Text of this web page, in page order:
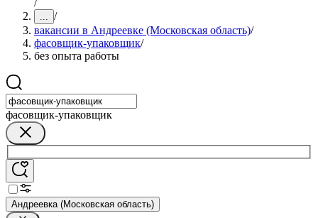
/
... /
вакансии в Андреевке (Московская область)/
фасовщик-упаковщик/
без опыта работы
фасовщик-упаковщик
Андреевка (Московская область)